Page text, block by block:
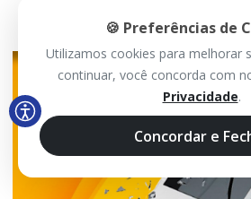
🍪 Preferências de
Utilizamos cookies para melhorar
continuar, você concorda com
Privacidade.
Concordar e